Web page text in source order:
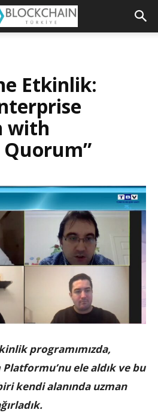
Etkinlik:
with
Quorum”
programımızda,
ele aldık ve bu
kendi alanında uzman